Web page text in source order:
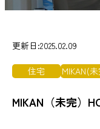
更新日:2025.02.09
住宅 MIKAN(
MIKAN（未完）